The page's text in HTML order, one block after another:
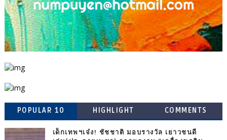
POPULAR 10 HIGHLIGHT COMMENTS
เด็กเทพฯเจ๋ง! ชัชชาติ มอบรางวัล เยาวชนดี